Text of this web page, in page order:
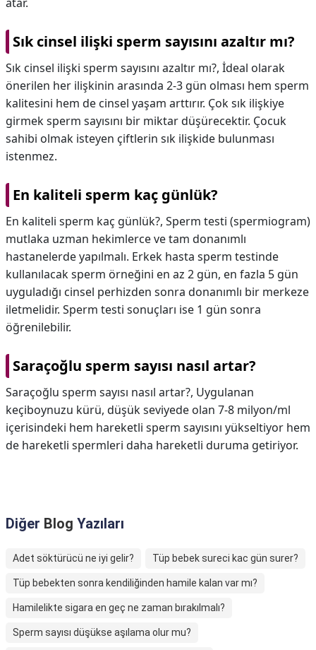
Sık cinsel ilişki sperm sayısını azaltır mı?
Sık cinsel ilişki sperm sayısını azaltır mı?, İdeal olarak
önerilen her ilişkinin arasında 2-3 gün olması hem sperm
kalitesini hem de cinsel yaşam arttırır. Çok sık ilişkiye
girmek sperm sayısını bir miktar düşürecektir. Çocuk
sahibi olmak isteyen çiftlerin sık ilişkide bulunması
istenmez.
En kaliteli sperm kaç günlük?
En kaliteli sperm kaç günlük?, Sperm testi (spermiogram)
mutlaka uzman hekimlerce ve tam donanımlı
hastanelerde yapılmalı. Erkek hasta sperm testinde
kullanılacak sperm örneğini en az 2 gün, en fazla 5 gün
uyguladığı cinsel perhizden sonra donanımlı bir merkeze
iletmelidir. Sperm testi sonuçları ise 1 gün sonra
öğrenilebilir.
Saraçoğlu sperm sayısı nasıl artar?
Saraçoğlu sperm sayısı nasıl artar?, Uygulanan
keçiboynuzu kürü, düşük seviyede olan 7-8 milyon/ml
içerisindeki hem hareketli sperm sayısını yükseltiyor hem
de hareketli spermleri daha hareketli duruma getiriyor.
Diğer Blog Yazıları
Adet söktürücü ne iyi gelir? Tüp bebek sureci kac gün surer?
Tüp bebekten sonra kendiliğinden hamile kalan var mı?
Hamilelikte sigara en geç ne zaman bırakılmalı?
Sperm sayısı düşükse aşılama olur mu?